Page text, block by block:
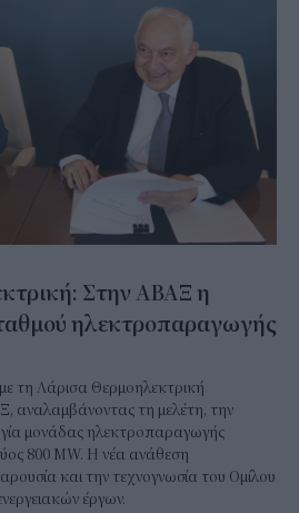
Στην ΑΒΑΞ η
ηλεκτροπαραγωγής
τη Λάρισα Θερμοηλεκτρική
αναλαμβάνοντας τη μελέτη, την
μονάδας ηλεκτροπαραγωγής
800 MW. Η νέα ανάθεση
και την τεχνογνωσία του Ομίλου
έργων.